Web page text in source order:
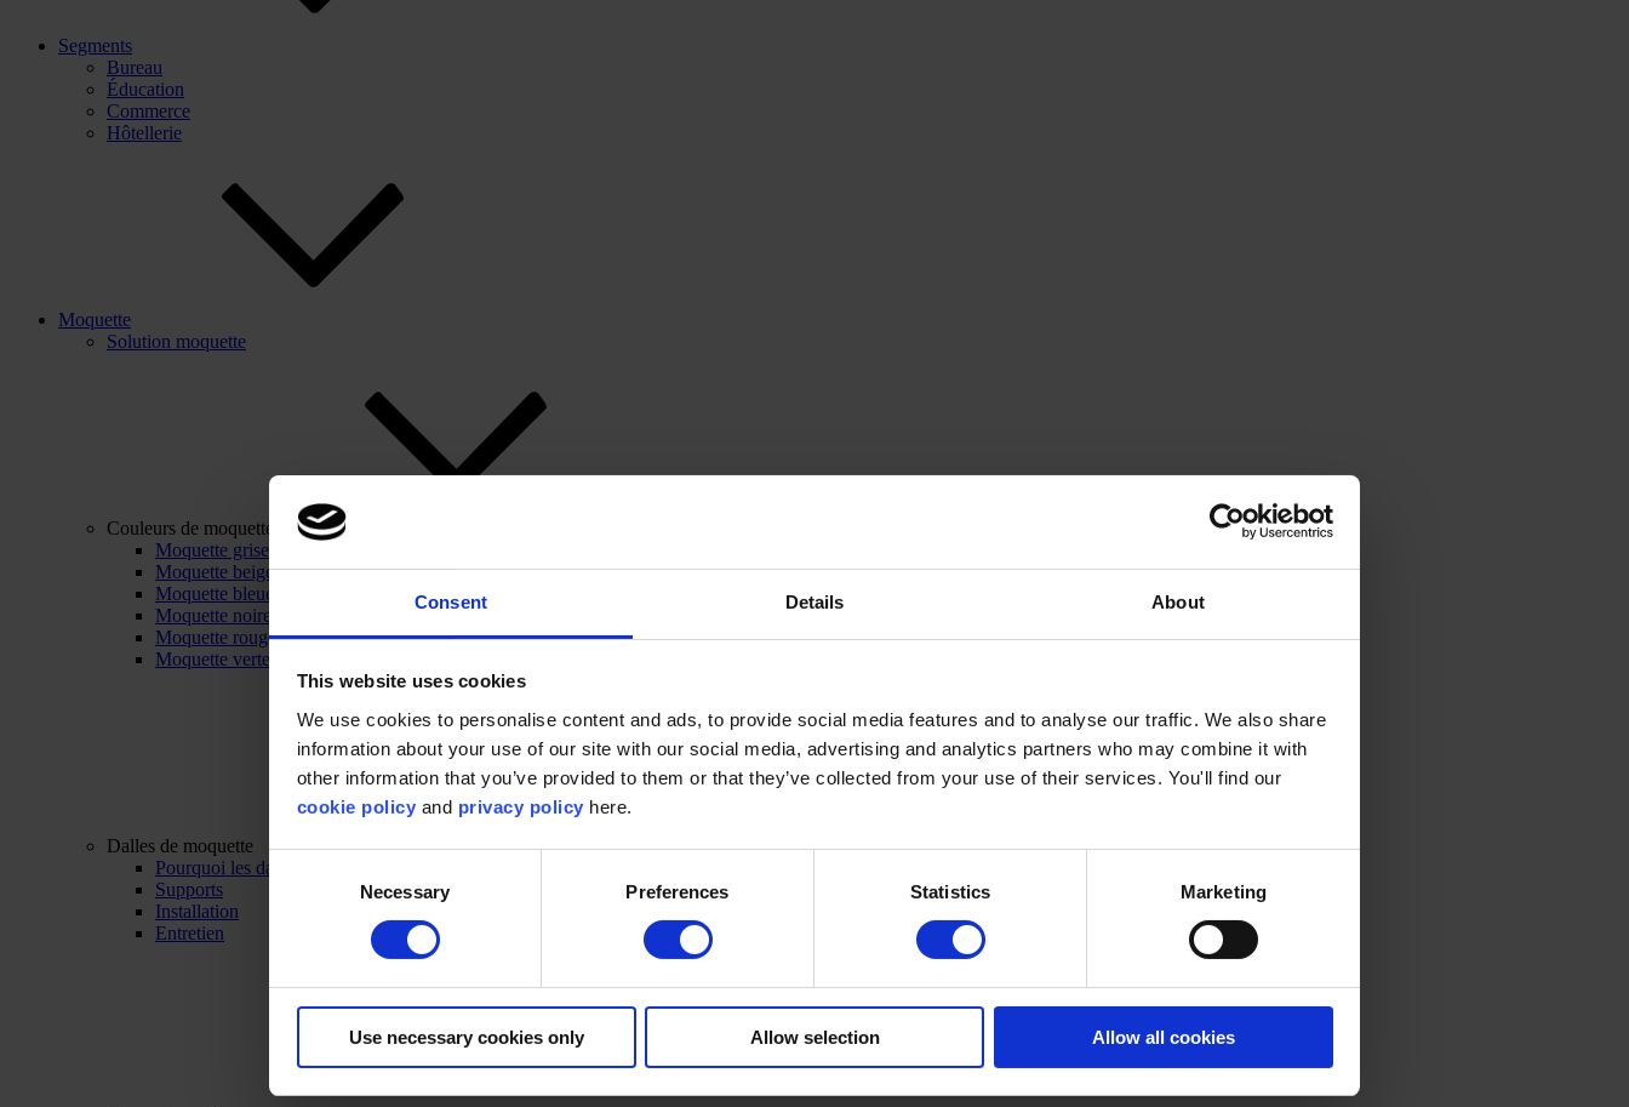
Consent Details About
This website uses cookies
We use cookies to personalise content and ads, to provide social media features and to analyse our traffic. We also share
information about your use of our site with our social media, advertising and analytics partners who may combine it with
other information that you’ve provided to them or that they’ve collected from your use of their services. You'll find our
cookie policy and privacy policy here.
Consent
Necessary Preferences Statistics Marketing
Use necessary cookies only Allow selection Allow all cookies
Segments
Bureau
Éducation
Commerce
Hôtellerie
Moquette
Solution moquette
Couleurs de moquette
Moquette grise
Moquette beige
Moquette bleue
Moquette noire
Moquette rouge
Moquette verte
Dalles de moquette
Pourquoi les dalles de moquette ?
Supports
Installation
Entretien